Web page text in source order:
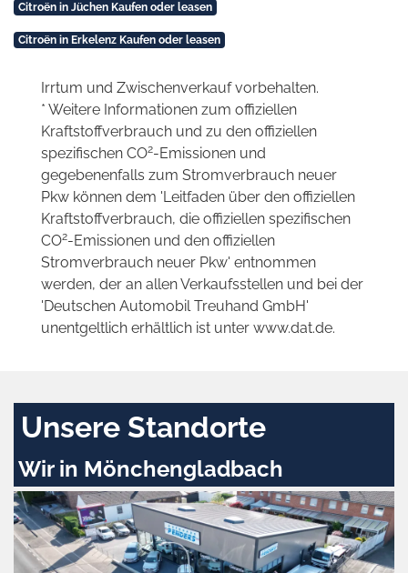
Citroën in Jüchen Kaufen oder leasen
Citroën in Erkelenz Kaufen oder leasen
Irrtum und Zwischenverkauf vorbehalten.
* Weitere Informationen zum offiziellen
Kraftstoffverbrauch und zu den offiziellen
spezifischen CO2-Emissionen und
gegebenenfalls zum Stromverbrauch neuer
Pkw können dem 'Leitfaden über den offiziellen
Kraftstoffverbrauch, die offiziellen spezifischen
CO2-Emissionen und den offiziellen
Stromverbrauch neuer Pkw' entnommen
werden, der an allen Verkaufsstellen und bei der
'Deutschen Automobil Treuhand GmbH'
unentgeltlich erhältlich ist unter www.dat.de.
Unsere Standorte
Wir in Mönchengladbach